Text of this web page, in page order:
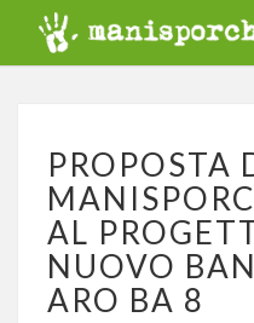
PROPOSTA
AL
NUOVO
ARO BA 8